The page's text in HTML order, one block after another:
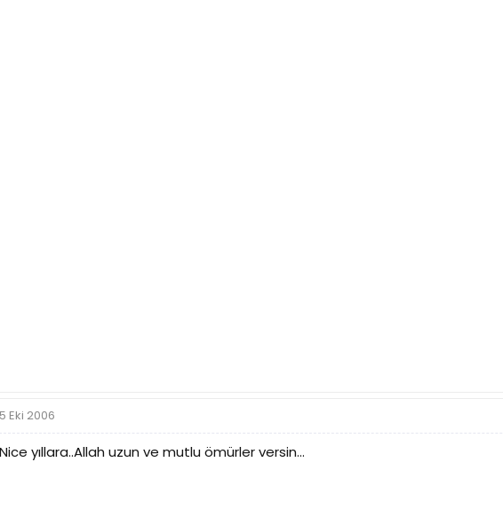
5 Eki 2006
Nice yıllara..Allah uzun ve mutlu ömürler versin...